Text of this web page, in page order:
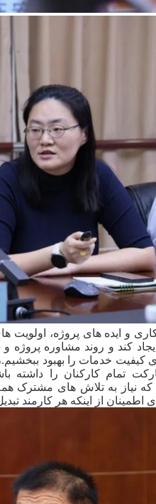
کاری و ایده های پروژه،
ایجاد کند و روند مشاوره
کیفیت خدمات را بهبود
تمام کارکنان را داشته
نیاز به تلاش های مشترک
اطمینان از اینکه هر کارمند